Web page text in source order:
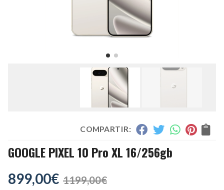
COMPARTIR:
GOOGLE PIXEL 10 Pro XL 16/256gb
899,00€ 1199,00€